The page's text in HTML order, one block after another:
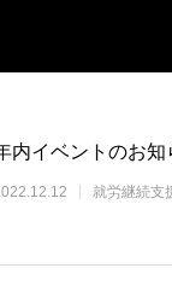
内イベントのお知
就労継